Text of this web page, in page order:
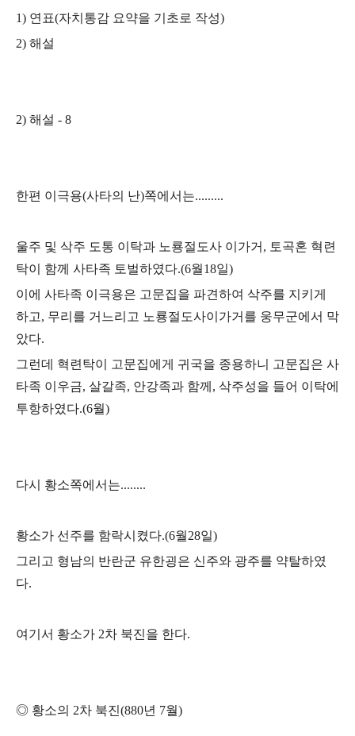
1) 연표(자치통감 요약을 기초로 작성)
2) 해설
2) 해설 - 8
한편 이극용(사타의 난)쪽에서는.........
울주 및 삭주 도통 이탁과 노룡절도사 이가거 , 토곡혼 혁련
탁이 함께 사타족 토벌하였다.(6월18일)
이에 사타족 이극용은 고문집을 파견하여 삭주를 지키게
하고, 무리를 거느리고 노룡절도사이가거를 웅무군에서 막
았다.
그런데 혁련탁이 고문집에게 귀국을 종용하니 고문집은 사
타족 이우금, 살갈족, 안강족과 함께 , 삭주성을 들어 이탁에
투항하였다.(6월)
다시 황소쪽에서는........
황소가 선주를 함락시켰다.(6월28일)
그리고 형남의 반란군 유한굉은 신주와 광주를 약탈하였
다.
여기서 황소가 2차 북진을 한다.
◎ 황소의 2차 북진(880년 7월)